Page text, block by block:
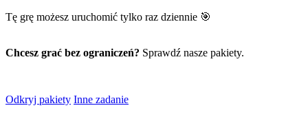
Tę grę możesz uruchomić tylko raz dziennie 🎯
Chcesz grać bez ograniczeń? Sprawdź nasze pakiety.
Odkryj pakiety Inne zadanie